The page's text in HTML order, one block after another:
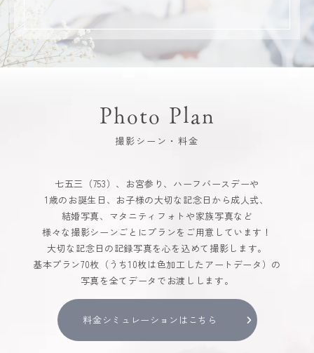
Photo Plan
撮影シーン・料金
七五三（753）、お宮参り、ハーフバースデーや
1歳のお誕生日、お子様の大切な記念日から成人式、
結婚写真、マタニティフォトや家族写真など
様々な撮影シーンごとにプランをご用意しています！
大切な記念日の記録写真を心を込めて撮影します。
基本プラン70枚（うち10枚は色加工したアートデータ）の
写真を全てデータでお渡しします。
料金シミュレーションはこちら